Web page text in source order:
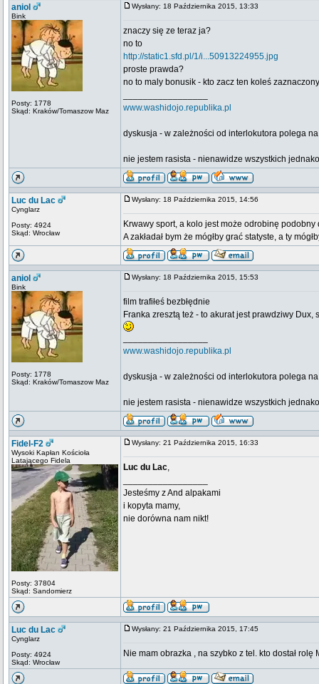
aniol
Bink
Posty: 1778
Skąd: Kraków/Tomaszow Maz
Wysłany: 18 Października 2015, 13:33
znaczy się ze teraz ja?
no to
http://static1.sfd.pl/1/i...50913224955.jpg
proste prawda?
no to maly bonusik - kto zacz ten koleś
www.washidojo.republika.pl
dyskusja - w zależności od interlokutora polega
nie jestem rasista - nienawidze wszystkich
Luc du Lac
Cynglarz
Posty: 4924
Skąd: Wrocław
Wysłany: 18 Października 2015, 14:56
Krwawy sport, a kolo jest może odrobinę podobny
A zakładał bym że mógłby grać statyste, a ty
aniol
Bink
Posty: 1778
Skąd: Kraków/Tomaszow Maz
Wysłany: 18 Października 2015, 15:53
film trafiłeś bezbłędnie
Franka zresztą też - to akurat jest prawdziwy
www.washidojo.republika.pl
dyskusja - w zależności od interlokutora polega
nie jestem rasista - nienawidze wszystkich
Fidel-F2
Wysoki Kapłan Kościoła
Latającego Fidela
Posty: 37804
Skąd: Sandomierz
Wysłany: 21 Października 2015, 16:33
Luc du Lac,
Jesteśmy z And alpakami
i kopyta mamy,
nie dorówna nam nikt!
Luc du Lac
Cynglarz
Posty: 4924
Skąd: Wrocław
Wysłany: 21 Października 2015, 17:45
Nie mam obrazka , na szybko z tel. kto dostał rolę